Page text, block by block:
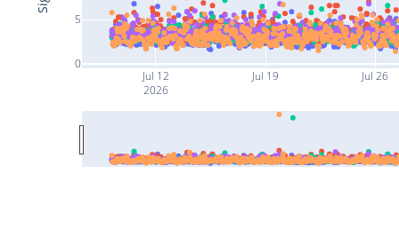
Jul 12
2026
Jul 19 Jul 26
0
5